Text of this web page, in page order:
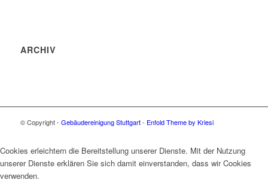
ARCHIV
© Copyright - Gebäudereinigung Stuttgart- Enfold Theme by Kriesi
Cookies erleichtern die Bereitstellung unserer Dienste. Mit der Nutzung
unserer Dienste erklären Sie sich damit einverstanden, dass wir Cookies
verwenden.